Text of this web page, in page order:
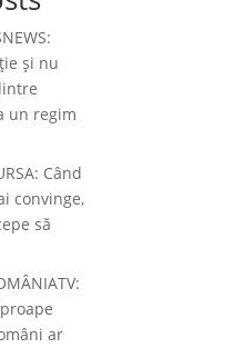
și nu
un regim
Când
convinge,
să
ar